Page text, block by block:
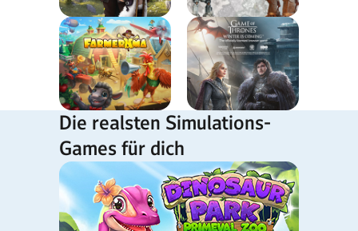
Die realsten Simulations-
Games für dich